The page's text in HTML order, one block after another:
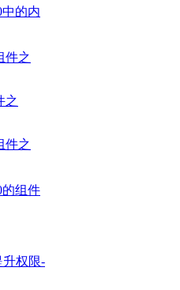
中的内
件之
之
件之
的组件
升权限-